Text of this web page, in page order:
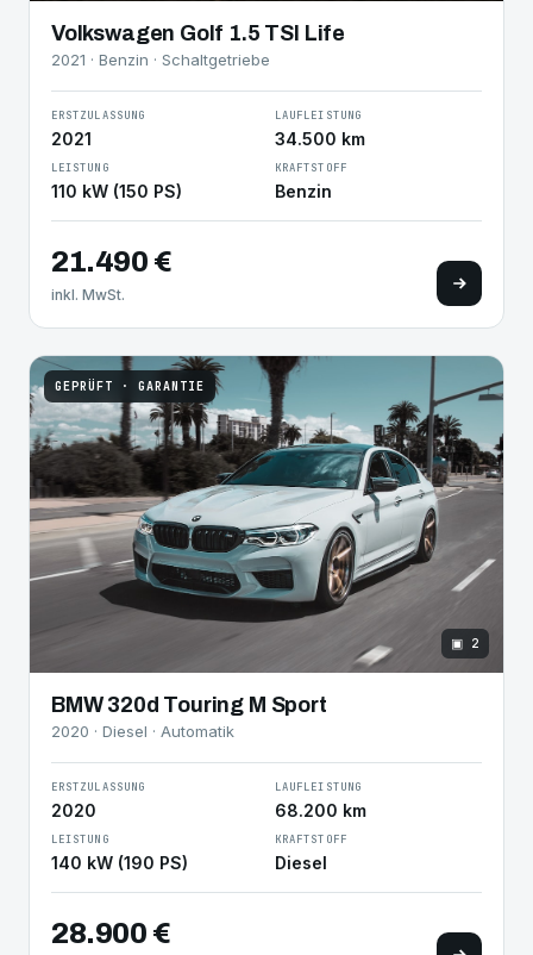
Volkswagen Golf 1.5 TSI Life
2021 · Benzin · Schaltgetriebe
ERSTZULASSUNG
2021
LAUFLEISTUNG
34.500 km
LEISTUNG
110 kW (150 PS)
KRAFTSTOFF
Benzin
21.490 €
inkl. MwSt.
GEPRÜFT · GARANTIE
▣ 2
BMW 320d Touring M Sport
2020 · Diesel · Automatik
ERSTZULASSUNG
2020
LAUFLEISTUNG
68.200 km
LEISTUNG
140 kW (190 PS)
KRAFTSTOFF
Diesel
28.900 €